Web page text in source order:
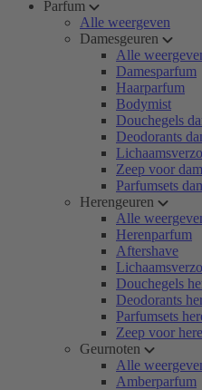
Parfum
Alle weergeven
Damesgeuren
Alle
Damesparfum
Haarparfum
Bodymist
Douchegels
Deodorants
Zeep voor
Parfumsets
Herengeuren
Alle
Herenparfum
Aftershave
Douchegels
Deodorants
Parfumsets
Zeep voor
Geurnoten
Alle
Amberparfum